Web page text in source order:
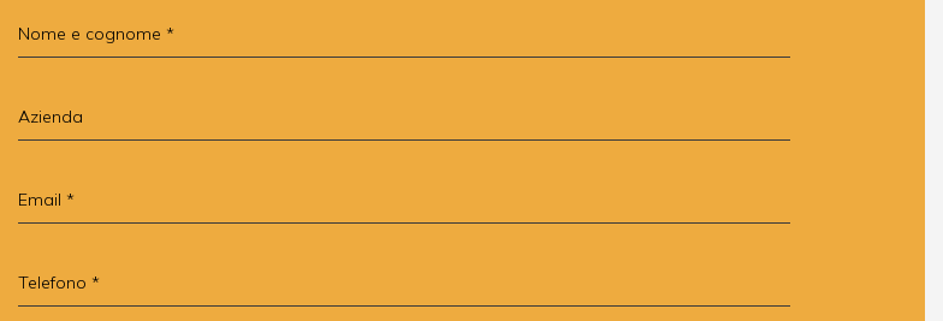
Nome e cognome
Azienda
Email
Telefono